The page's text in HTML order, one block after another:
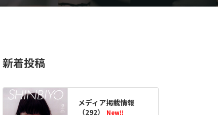
新着投稿
メディア掲載情報
（292）
New!!